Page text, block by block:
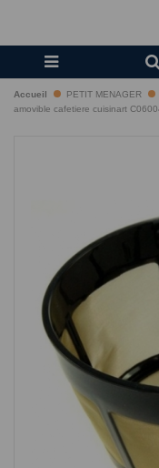
Accueil PETIT MENAGER
amovible cafetiere cuisinart